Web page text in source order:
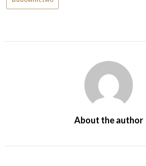
About the author